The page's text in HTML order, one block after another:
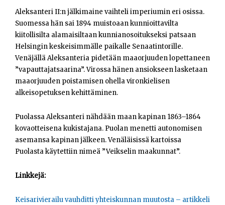
Aleksanteri II:n jälkimaine vaihteli imperiumin eri osissa.
Suomessa hän sai 1894 muistoaan kunnioittavilta
kiitollisilta alamaisiltaan kunnianosoitukseksi patsaan
Helsingin keskeisimmälle paikalle Senaatintorille.
Venäjällä Aleksanteria pidetään maaorjuuden lopettaneen
”vapauttajatsaarina”. Virossa hänen ansiokseen lasketaan
maaorjuuden poistamisen ohella vironkielisen
alkeisopetuksen kehittäminen.
Puolassa Aleksanteri nähdään maan kapinan 1863–1864
kovaotteisena kukistajana. Puolan menetti autonomisen
asemansa kapinan jälkeen. Venäläisissä kartoissa
Puolasta käytettiin nimeä ”Veikselin maakunnat”.
Linkkejä:
Keisarivierailu vauhditti yhteiskunnan muutosta – artikkeli